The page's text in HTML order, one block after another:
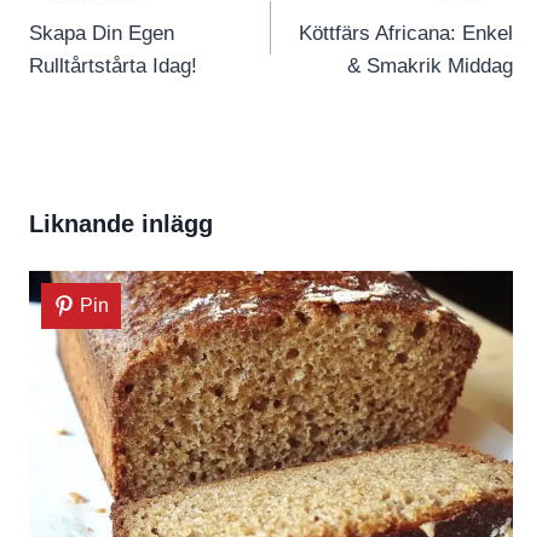
Skapa Din Egen
Rulltårtstårta Idag!
Köttfärs Africana: Enkel
& Smakrik Middag
Liknande inlägg
Pin